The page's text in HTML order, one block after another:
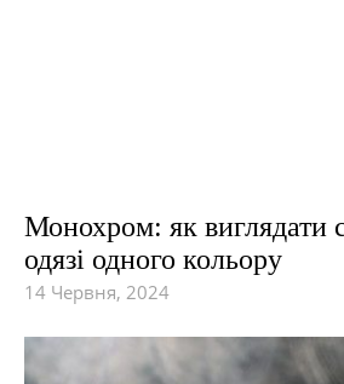
Монохром: як виглядати
одязі одного кольору
14 Червня, 2024